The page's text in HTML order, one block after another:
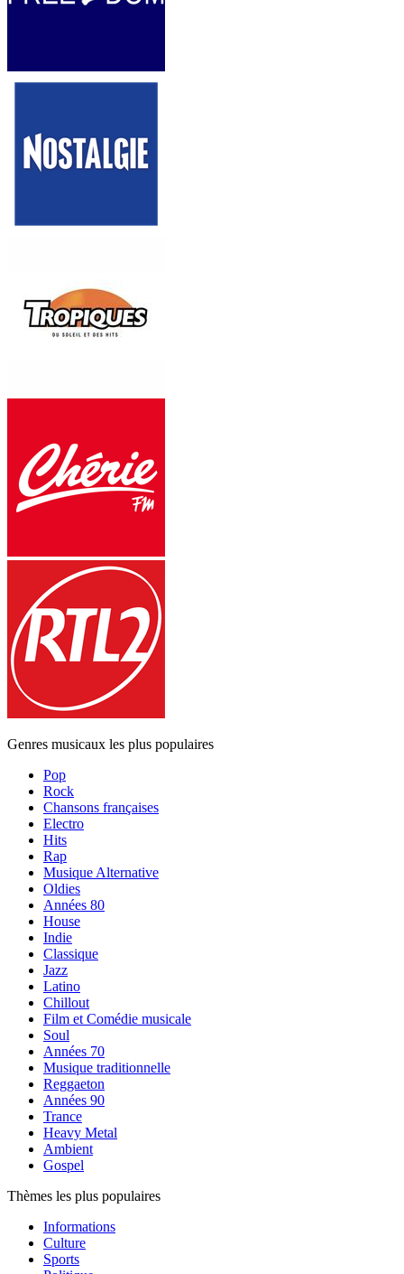
Genres musicaux les plus populaires
Pop
Rock
Chansons françaises
Electro
Hits
Rap
Musique Alternative
Oldies
Années 80
House
Indie
Classique
Jazz
Latino
Chillout
Film et Comédie musicale
Soul
Années 70
Musique traditionnelle
Reggaeton
Années 90
Trance
Heavy Metal
Ambient
Gospel
Thèmes les plus populaires
Informations
Culture
Sports